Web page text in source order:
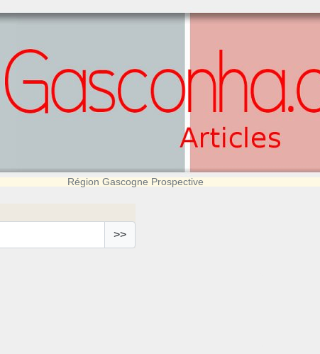
Région Gascogne Prospective
>>